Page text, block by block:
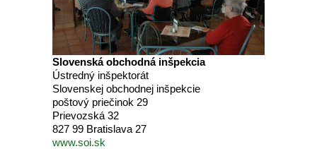
Slovenská obchodná inšpekcia
Ústredný inšpektorát
Slovenskej obchodnej inšpekcie
poštový priečinok 29
Prievozská 32
827 99 Bratislava 27
www.soi.sk